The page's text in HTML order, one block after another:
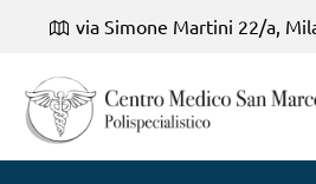
via Simone Martini 22/a,